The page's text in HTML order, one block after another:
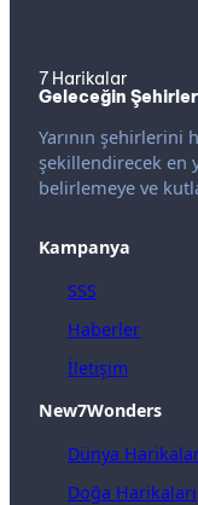
7 Harikalar
Geleceğin
Yarının şehirlerini
şekillendirecek en
belirlemeye ve
Kampanya
SSS
Haberler
İletişim
New7Wonders
Dünya
Doğa Harikaları